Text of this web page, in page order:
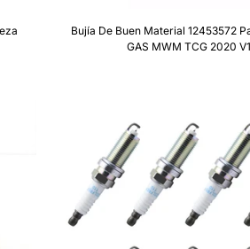
Bujía De Buen Material 12453572
GAS MWM TCG 2020